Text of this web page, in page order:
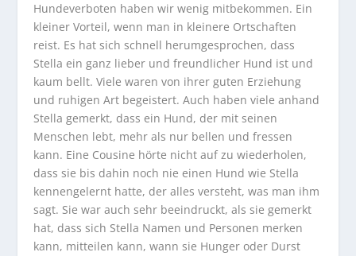
Hundeverboten haben wir wenig mitbekommen. Ein
kleiner Vorteil, wenn man in kleinere Ortschaften
reist. Es hat sich schnell herumgesprochen, dass
Stella ein ganz lieber und freundlicher Hund ist und
kaum bellt. Viele waren von ihrer guten Erziehung
und ruhigen Art begeistert. Auch haben viele anhand
Stella gemerkt, dass ein Hund, der mit seinen
Menschen lebt, mehr als nur bellen und fressen
kann. Eine Cousine hörte nicht auf zu wiederholen,
dass sie bis dahin noch nie einen Hund wie Stella
kennengelernt hatte, der alles versteht, was man ihm
sagt. Sie war auch sehr beeindruckt, als sie gemerkt
hat, dass sich Stella Namen und Personen merken
kann, mitteilen kann, wann sie Hunger oder Durst